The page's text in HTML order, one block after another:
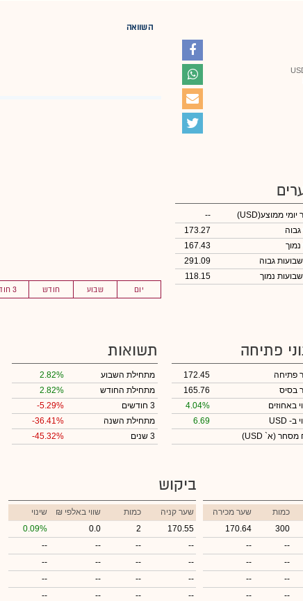
השוואה
יום שבוע חודש 3 חוד'
יומי ממוצע(USD)
--
גבוה
173.27
נמוך
167.43
291.09
118.15
פתיחה
פתיחה
172.45
בסיס
165.76
באחוזים
4.04%
ב- USD
6.69
מסחר (א` USD)
תשואות
מתחילת השבוע
2.82%
מתחילת החודש
2.82%
3 חודשים
-5.29%
מתחילת השנה
-36.41%
3 שנים
-45.32%
כמות
שער מכירה
300
170.64
--
--
--
--
--
--
--
--
ביקוש
שער קניה כמות ₪ שווי באלפי
שינוי
170.55
2
0.0
0.09%
--
--
--
--
--
--
--
--
--
--
--
--
--
--
--
--